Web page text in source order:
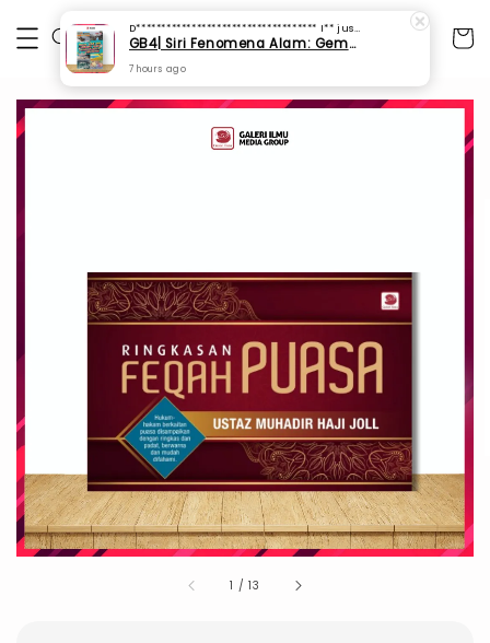
1 /13
D************************************ I** just purchased
GB4| Siri Fenomena Alam: Gempa Bumi & Tsunami Yang Memusnahkan Kehidupan (SFM 2A)
7 hours ago